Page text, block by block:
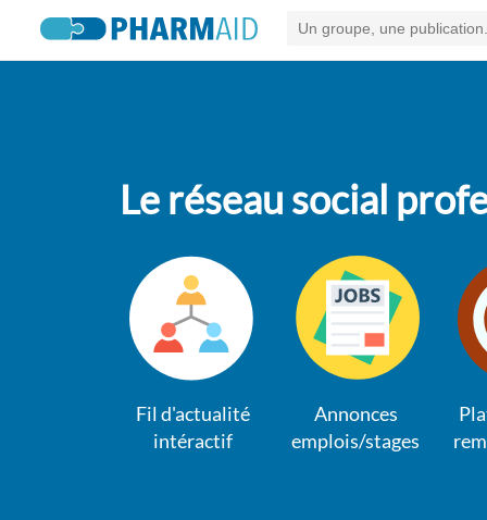
Le réseau social
Fil d'actualité
intéractif
Annonces
emplois/stages